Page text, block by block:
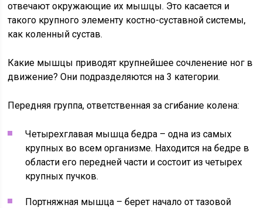
отвечают окружающие их мышцы. Это касается и
такого крупного элементу костно-суставной системы,
как коленный сустав.
Какие мышцы приводят крупнейшее сочленение ног в
движение? Они подразделяются на 3 категории.
Передняя группа, ответственная за сгибание колена:
Четырехглавая мышца бедра – одна из самых
крупных во всем организме. Находится на бедре в
области его передней части и состоит из четырех
крупных пучков.
Портняжная мышца – берет начало от тазовой